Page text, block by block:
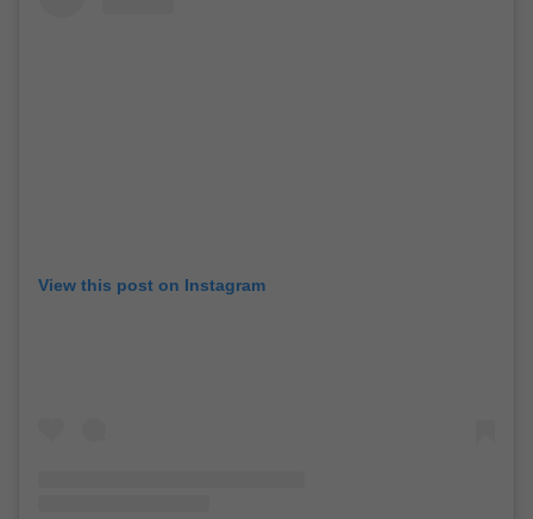
View this post on Instagram